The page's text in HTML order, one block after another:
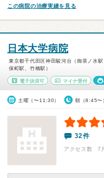
この病院の治療実績を見る
日本大学病院
東京都千代田区神田駿河台（御茶ノ水
保町駅、竹橋駅）
電子決済可 マイナ受付
土曜（〜11:30） 朝（8:45〜
32件
アクセス数 7